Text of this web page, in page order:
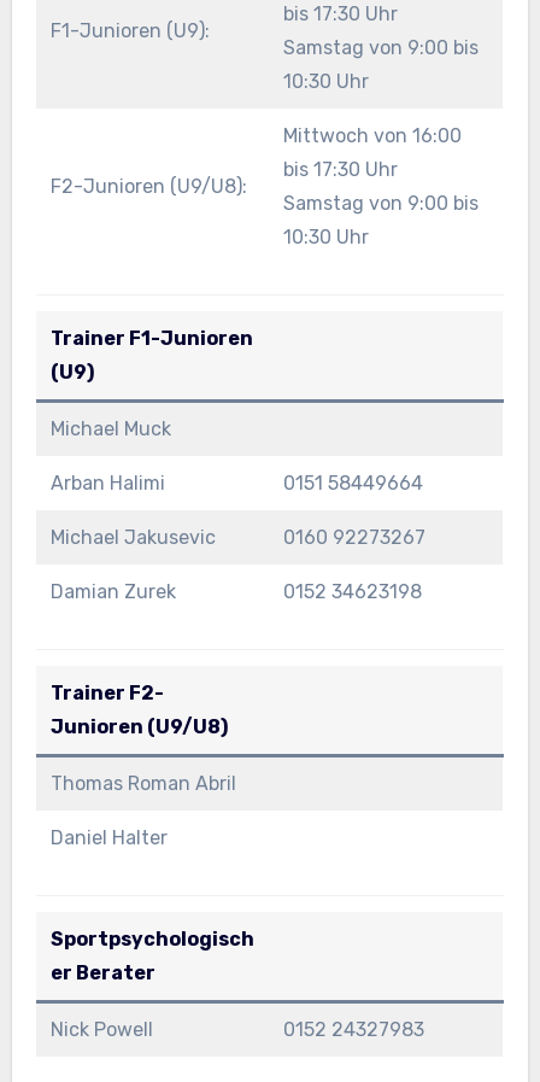
F1-Junioren (U9):
bis 17:30 Uhr
Samstag von 9:00 bis
10:30 Uhr
F2-Junioren (U9/U8):
Mittwoch von 16:00
bis 17:30 Uhr
Samstag von 9:00 bis
10:30 Uhr
Trainer F1-Junioren
(U9)
Michael Muck
Arban Halimi 0151 58449664
Michael Jakusevic 0160 92273267
Damian Zurek 0152 34623198
Trainer F2-
Junioren (U9/U8)
Thomas Roman Abril
Daniel Halter
Sportpsychologisch
er Berater
Nick Powell 0152 24327983